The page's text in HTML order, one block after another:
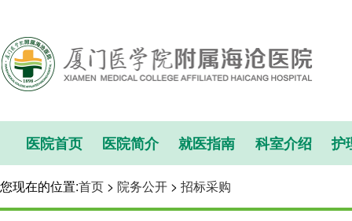
医院首页 医院简介 就医指南 科室介绍 护
您现在的位置:首页 > 院务公开 > 招标采购